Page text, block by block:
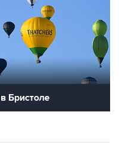
Бристоле